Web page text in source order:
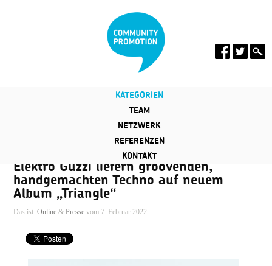
KATEGORIEN
TEAM
NETZWERK
REFERENZEN
KONTAKT
Elektro Guzzi liefern groovenden,
handgemachten Techno auf neuem
Album „Triangle“
Das ist: Online& Pressevom 7. Februar 2022